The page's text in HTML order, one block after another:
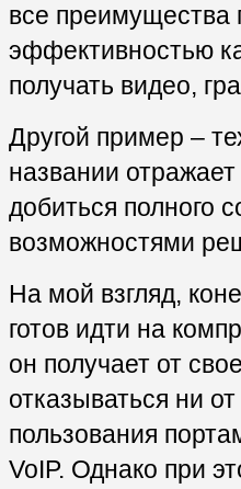
все преимущества
эффективностью
получать видео,
Другой пример –
названии
добиться полного
возможностями
На мой взгляд,
готов идти на
он получает от
отказываться ни
пользования
VoIP. Однако при